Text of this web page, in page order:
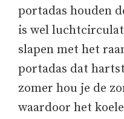
portadas houden
is wel
slapen met het
portadas dat
zomer hou je de
waardoor het